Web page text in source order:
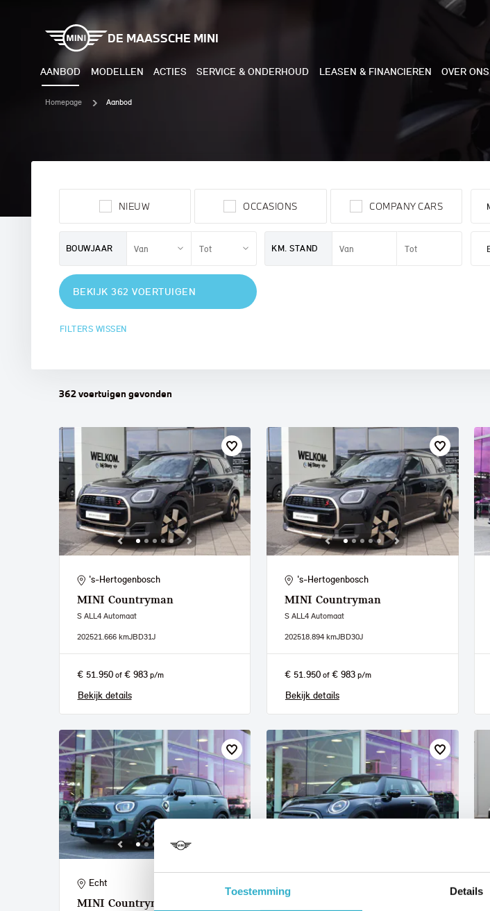
Toestemming Details
DE MAASSCHE MINI
AANBOD MODELLEN
MINI ACEMAN ELECTRIC
MINI COUNTRYMAN ELECTRIC
JOHN COOPER WORKS
ELECTRIC
MINI COOPER CABRIO
MINI COOPER 5-DEURS
ACTIES SERVICE & ONDERHOUD LEASEN & FINANCIEREN OVER ONS
Homepage Aanbod
NIEUW OCCASIONS COMPANY CARS
BOUWJAAR KM. STAND
BEKIJK 362 VOERTUIGEN
FILTERS WISSEN
362voertuigen gevonden
's-Hertogenbosch
MINI Countryman
S ALL4 Automaat
202521.666 kmJBD31J
€ 51.950of € 983p/m
Bekijk details
's-Hertogenbosch
MINI Countryman
S ALL4 Automaat
202518.894 kmJBD30J
€ 51.950of € 983p/m
Bekijk details
Echt
MINI Countryman